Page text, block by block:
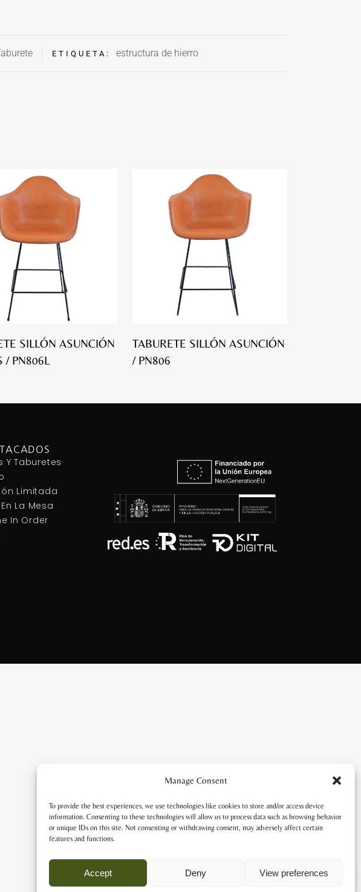
Manage Consent
To provide the best experiences, we use technologies like cookies to store and/or access device
information. Consenting to these technologies will allow us to process data such as browsing behavior
or unique IDs on this site. Not consenting or withdrawing consent, may adversely affect certain
features and functions.
Accept Deny View preferences
ETIQUETA: estructura de hierro
SILLÓN ASUNCIÓN
/ PN806L
TABURETE SILLÓN ASUNCIÓN
/ PN806
Y Taburetes
Limitada
La Mesa
In Order